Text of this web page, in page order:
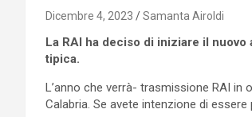
Dicembre 4, 2023 Samanta Airoldi
La RAI ha deciso di iniziare il
tipica.
L’anno che verrà- trasmissione RAI in
Calabria. Se avete intenzione di